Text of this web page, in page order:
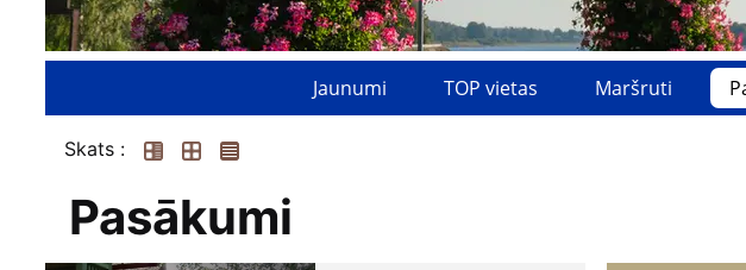
Jaunumi TOP vietas Maršruti
Skats :
Pasākumi